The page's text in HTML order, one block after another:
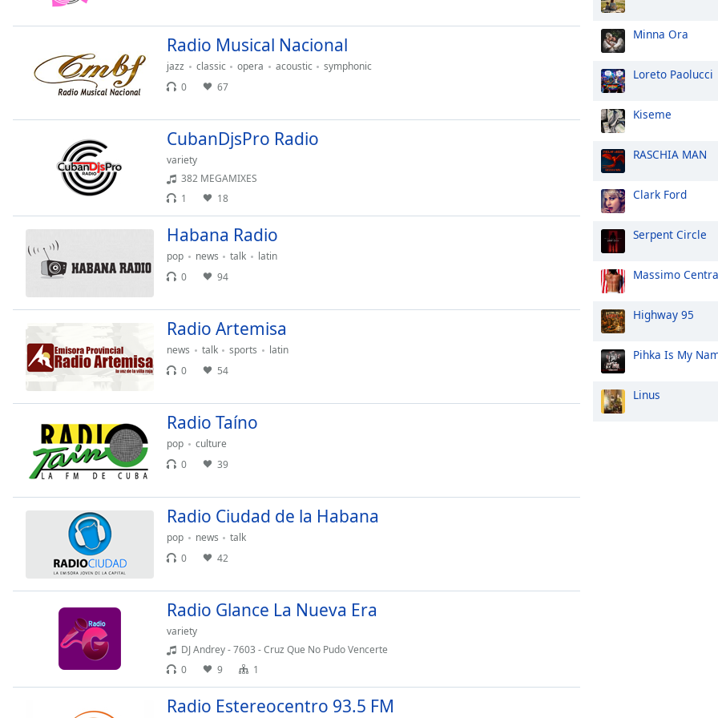
Opacity
Background
Opacity
Caption
Area
Background
Color
Opacity
Font
Close
Radio Musical Nacional
jazz classic opera acoustic
symphonic
0
67
CubanDjsPro Radio
variety
382 MEGAMIXES
1
18
Habana Radio
pop news talk
latin
0
94
Radio Artemisa
news talk sports
latin
0
54
Radio Taíno
pop
culture
0
39
Radio Ciudad de la Habana
pop news
talk
0
42
Radio Glance La Nueva Era
variety
DJ Andrey - 7603 - Cruz Que No Pudo Vencerte
0
9 1
Radio Estereocentro 93.5 FM
Minna Ora
Loreto Paolucci
Kiseme
RASCHIA MAN
Clark Ford
Serpent Circle
Massimo Centra
Highway 95
Pihka Is My
Linus